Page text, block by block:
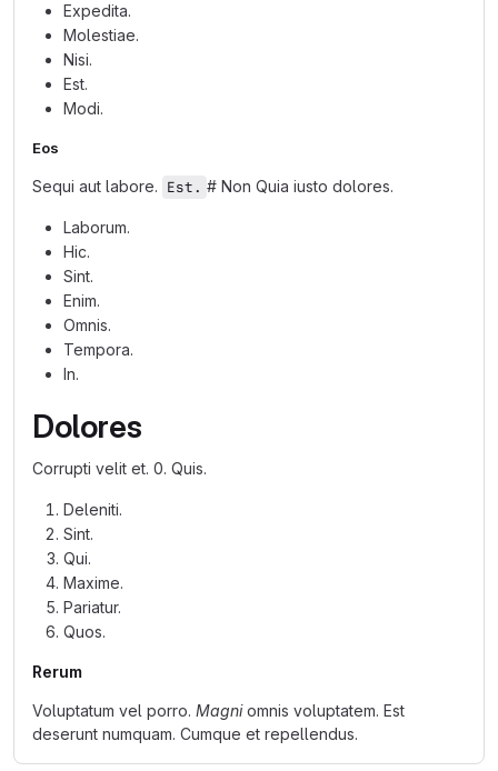
Expedita.
Molestiae.
Nisi.
Est.
Modi.
Eos
Sequi aut labore. Est. # Non Quia iusto dolores.
Laborum.
Hic.
Sint.
Enim.
Omnis.
Tempora.
In.
Dolores
Corrupti velit et. 0. Quis.
Deleniti.
Sint.
Qui.
Maxime.
Pariatur.
Quos.
Rerum
Voluptatum vel porro. Magniomnis voluptatem. Est
deserunt numquam. Cumque et repellendus.